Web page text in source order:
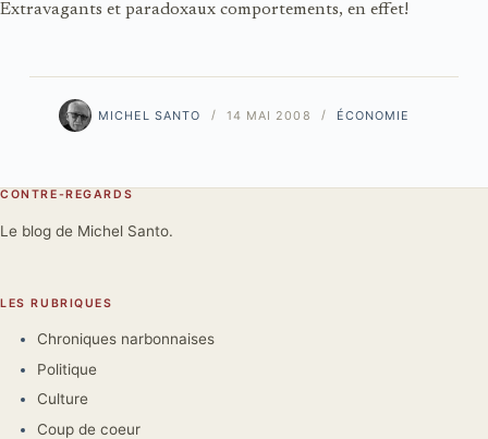
Extravagants et paradoxaux comportements, en effet!
MICHEL SANTO 14 MAI 2008 ÉCONOMIE
CONTRE-REGARDS
Le blog de Michel Santo.
LES RUBRIQUES
Chroniques narbonnaises
Politique
Culture
Coup de coeur